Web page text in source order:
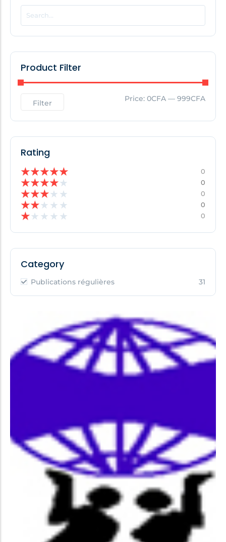
POPULAR THIS WEEK
No Posts Found!
No Posts Found!
Product Filter
Filter Price: 0CFA — 999CFA
Rating
★★★★★ 0
★★★★★ 0
★★★★ ★ 0
★★★ ★ ★ 0
★★ ★ ★ ★ 0
Category
Publications régulières 31